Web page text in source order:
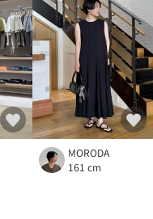
MORODA
161 cm